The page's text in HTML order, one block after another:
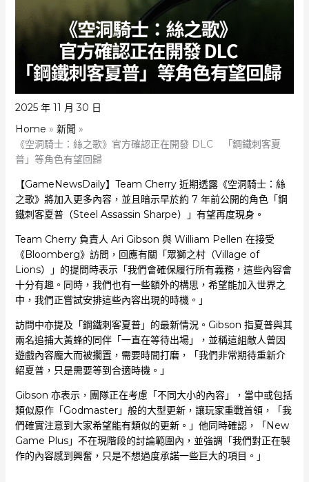
2025 年 11 月 30 日
Home
新聞
《空洞騎士：絲之歌》官方確認正在開發 DLC 「鋼鐵刺客夏
普」等角色有望回歸
【GameNewsDaily】Team Cherry 近期透露《空洞騎士：絲
之歌》將加入更多內容，並且暗示早於約 7 年前公開的角色「鋼
鐵刺客夏普（Steel Assassin Sharpe）」有望再度現身。
Team Cherry 負責人 Ari Gibson 與 William Pellen 在接受
《Bloomberg》訪問，回應有關「眾獅之村（Village of
Lions）」的提問時表示「我們會確保履行所有義務，這些內容會
十分有趣。同時，我們也有一些額外的構思，希望能加入世界之
中，我們正嘗試安排這些內容出現的時機。」
訪問中亦提及「鋼鐵刺客夏普」的最新情況。Gibson 指夏普與其
兩名追捕大黃蜂的同伴「一直在等待出場」，並稱這組敵人曾因
遊戲內容龐大而被擱置，需要時間打磨，「我們非常期待重新介
紹夏普，只是需要等到合適時機。」
Gibson 亦表示，團隊正在考慮「不同大小的內容」，當中或包括
類似原作「Godmaster」般的大型更新，讓玩家重戰首領，「我
們確實注意到大家希望能有類似的更新。」他同時確認，「New
Game Plus」不在現階段的討論範圍內，並強調「我們對正在製
作的內容感到興奮，只是不想過度承諾一些巨大的項目。」